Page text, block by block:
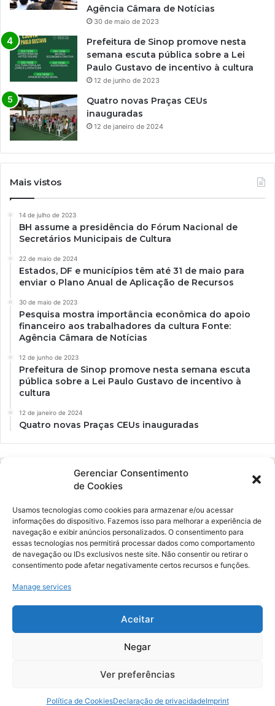
Gerenciar Consentimento
de Cookies
Usamos tecnologias como cookies para armazenar e/ou acessar
informações do dispositivo. Fazemos isso para melhorar a experiência de
navegação e exibir anúncios personalizados. O consentimento para
essas tecnologias nos permitirá processar dados como comportamento
de navegação ou IDs exclusivos neste site. Não consentir ou retirar o
consentimento pode afetar negativamente certos recursos e funções.
Manage services
Aceitar
Negar
Ver preferências
Política de CookiesDeclaração de privacidadeImprint
Agência Câmara de Notícias
30 de maio de 2023
Prefeitura de Sinop promove nesta
semana escuta pública sobre a Lei
Paulo Gustavo de incentivo à cultura
12 de junho de 2023
Quatro novas Praças CEUs
inauguradas
12 de janeiro de 2024
Mais vistos
14 de julho de 2023
BH assume a presidência do Fórum Nacional de
Secretários Municipais de Cultura
22 de maio de 2024
Estados, DF e municípios têm até 31 de maio para
enviar o Plano Anual de Aplicação de Recursos
30 de maio de 2023
Pesquisa mostra importância econômica do apoio
financeiro aos trabalhadores da cultura Fonte:
Agência Câmara de Notícias
12 de junho de 2023
Prefeitura de Sinop promove nesta semana escuta
pública sobre a Lei Paulo Gustavo de incentivo à
cultura
12 de janeiro de 2024
Quatro novas Praças CEUs inauguradas
Ockara é uma plataforma multicultural e criativa. Nossa proposta é
oferecer o máximo de ferramentas para realizadores e
gerenciadores de espaços criativos e culturais.
© Merak Produções Criativas. CNPJ: 39.155.931/0001-02.
Inscrição Municipal: 47927301. Todos os direitos Reservados.